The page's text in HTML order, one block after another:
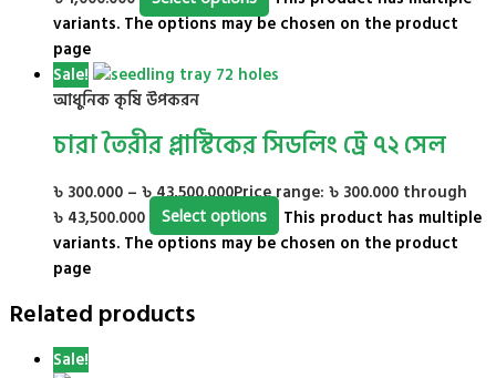
variants. The options may be chosen on the product
page
Sale!
আধুনিক কৃষি উপকরন
চারা তৈরীর প্লাস্টিকের সিডলিং ট্রে ৭২ সেল
৳ 300.000 – ৳43,500.000Price range: ৳ 300.000 through
৳ 43,500.000
Select options
This product has multiple
variants. The options may be chosen on the product
page
Related products
Sale!